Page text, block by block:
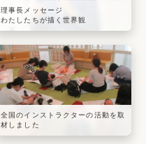
理事長メッセージ
わたしたちが描く世界観
全国のインストラクターの活動を取
材しました